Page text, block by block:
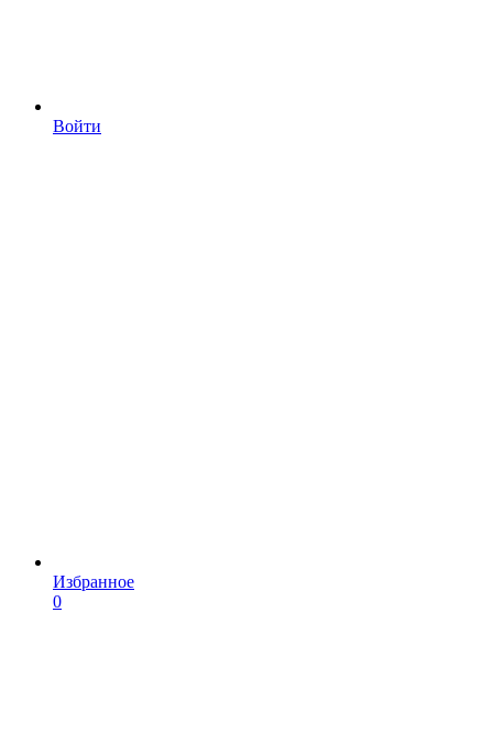
Войти
Избранное
0